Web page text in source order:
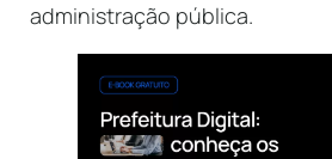
administração pública.